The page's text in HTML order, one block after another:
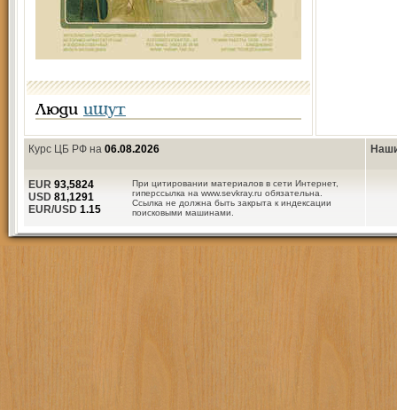
Люди ищут
Курс ЦБ РФ на 06.08.2026
При цитировании материалов в сети Интернет,
гиперссылка на www.sevkray.ru обязательна.
Ссылка не должна быть закрыта к индексации
поисковыми машинами.
EUR 93,5824
USD 81,1291
EUR/USD 1.15